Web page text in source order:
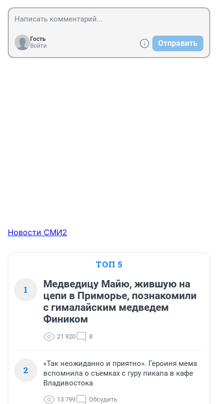
Гость
Войти
Отправить
Новости СМИ2
ТОП 5
1
Медведицу Майю, жившую на
цепи в Приморье, познакомили
с гималайским медведем
Фиником
21 920 8
2
«Так неожиданно и приятно». Героиня мема
вспомнила о съемках с гуру пикапа в кафе
Владивостока
13 799 Обсудить